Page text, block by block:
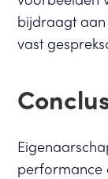
bijdraagt
vast
performance